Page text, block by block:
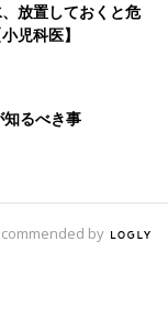
放置しておくと危
児科医】
るべき事
by